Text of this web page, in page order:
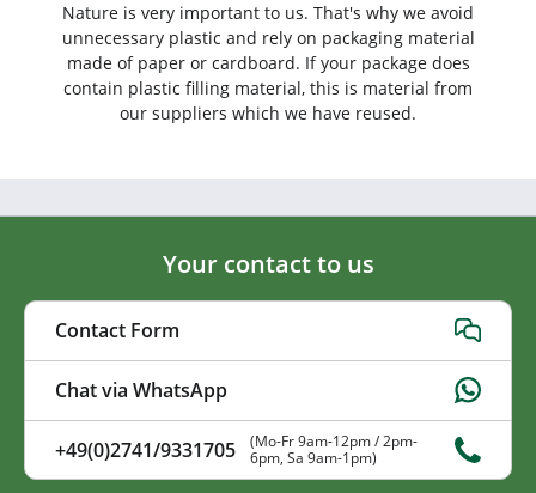
Nature is very important to us. That's why we avoid
unnecessary plastic and rely on packaging material
made of paper or cardboard. If your package does
contain plastic filling material, this is material from
our suppliers which we have reused.
Your contact to us
Contact Form
Chat via WhatsApp
+49(0)2741/9331705
(Mo-Fr 9am-12pm / 2pm-
6pm, Sa 9am-1pm)